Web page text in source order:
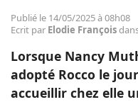
Publié le 14/05/2025 à 08h08
Ecrit par Elodie François
Lorsque Nancy
adopté Rocco le
accueillir chez elle